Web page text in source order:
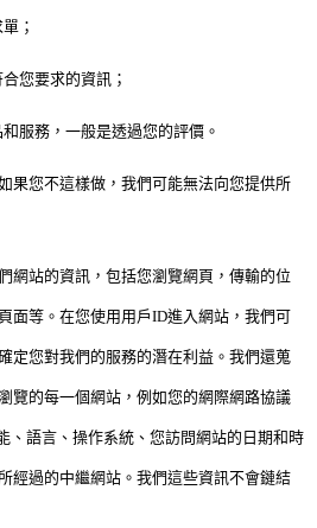
；
您要求的資訊；
服務，一般是透過您的評價。
果您不這樣做，我們可能無法向您提供所
網站的資訊，包括您瀏覽網頁，傳輸的位
面等。在您使用用戶ID進入網站，我們可
定您對我們的服務的潛在利益。我們還蒐
覽的每一個網站，例如您的網際網路協議
、語言、操作系統、您訪問網站的日期和時
經過的中繼網站。我們這些資訊不會鏈結